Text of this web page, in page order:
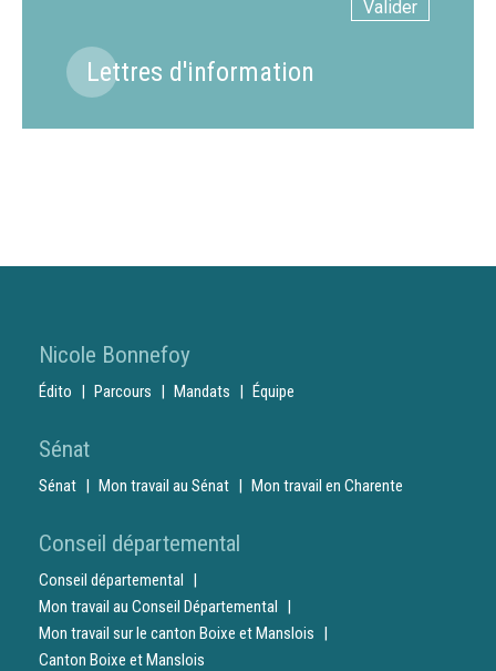
Lettres d'information
Nicole Bonnefoy
Édito Parcours Mandats Équipe
Sénat
Sénat Mon travail au Sénat Mon travail en Charente
Conseil départemental
Conseil départemental
Mon travail au Conseil Départemental
Mon travail sur le canton Boixe et Manslois
Canton Boixe et Manslois